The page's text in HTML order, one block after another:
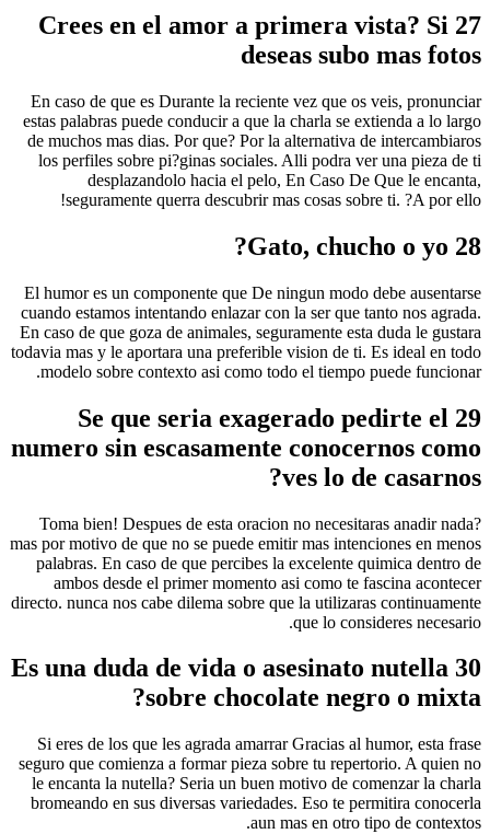
27 Crees en el amor a primera vista? Si
deseas subo mas fotos
En caso de que es Durante la reciente vez que os veis, pronunciar
estas palabras puede conducir a que la charla se extienda a lo largo
de muchos mas dias. Por que? Por la alternativa de intercambiaros
los perfiles sobre pi?ginas sociales. Alli podra ver una pieza de ti
desplazandolo hacia el pelo, En Caso De Que le encanta,
seguramente querra descubrir mas cosas sobre ti. ?A por ello!
28 Gato, chucho o yo?
El humor es un componente que De ningun modo debe ausentarse
cuando estamos intentando enlazar con la ser que tanto nos agrada.
En caso de que goza de animales, seguramente esta duda le gustara
todavia mas y le aportara una preferible vision de ti. Es ideal en todo
modelo sobre contexto asi­ como todo el tiempo puede funcionar.
29 Se que seri­a exagerado pedirte el
numero sin escasamente conocernos como
ves lo de casarnos?
?Toma bien! Despues de esta oracion no necesitaras anadir nada
mas por motivo de que no se puede emitir mas intenciones en menos
palabras. En caso de que percibes la excelente quimica dentro de
ambos desde el primer momento asi­ como te fascina acontecer
directo. nunca nos cabe dilema sobre que la utilizaras continuamente
que lo consideres necesario.
30 Es una duda de vida o asesinato nutella
sobre chocolate negro o mixta?
Si eres de los que les agrada amarrar Gracias al humor, esta frase
seguro que comienza a formar pieza sobre tu repertorio. A quien no
le encanta la nutella? Seri­a un buen motivo de comenzar la charla
bromeando en sus diversas variedades. Eso te permitira conocerla
aun mas en otro tipo de contextos.